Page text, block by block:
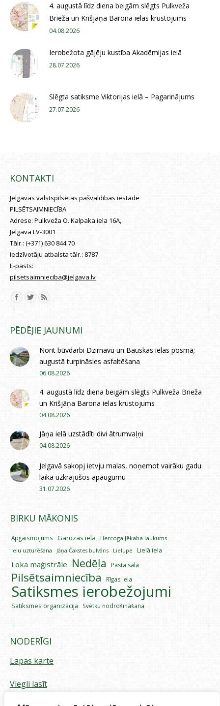
4. augustā līdz diena beigām slēgts Pulkveža
Brieža un Krišjāņa Barona ielas krustojums
04.08.2026
Ierobežota gājēju kustība Akadēmijas ielā
28.07.2026
Slēgta satiksme Viktorijas ielā – Pagarinājums
27.07.2026
KONTAKTI
Jelgavas valstspilsētas pašvaldības iestāde
PILSĒTSAIMNIECĪBA
Adrese: Pulkveža O. Kalpaka iela 16A,
Jelgava LV-3001
Tālr.: (+371) 630 844 70
Iedzīvotāju atbalsta tālr.: 8787
E-pasts:
pilsetsaimnieciba@jelgava.lv
Find us on:
PĒDĒJIE JAUNUMI
Norit būvdarbi Dzirnavu un Bauskas ielas posmā;
augustā turpināsies asfaltēšana
06.08.2026
4. augustā līdz diena beigām slēgts Pulkveža Brieža
un Krišjāņa Barona ielas krustojums
04.08.2026
Jāņa ielā uzstādīti divi ātrumvaļņi
04.08.2026
Jelgavā sakopj ietvju malas, noņemot vairāku gadu
laikā uzkrājušos apaugumu
31.07.2026
BIRKU MĀKONIS
Apgaismojums Garozas iela
Hercoga Jēkaba laukums
Ielu uzturēšana
Jāņa Čakstes bulvāris Lielupe Lielā iela
Loka maģistrāle Nedēļa Pasta sala
Pilsētsaimniecība Rīgas iela
Satiksmes ierobežojumi
Satiksmes organizācija Svētku nodrošināšana
NODERĪGI
Lapas karte
Viegli lasīt